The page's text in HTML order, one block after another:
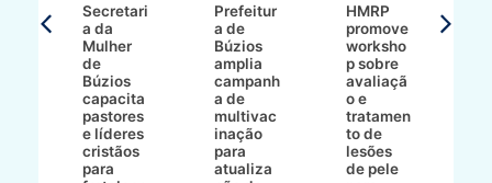
Secretari
a da
Mulher
de
Búzios
capacita
pastores
e líderes
cristãos
para
Prefeitur
a de
Búzios
amplia
campanh
a de
multivac
inação
para
atualiza
HMRP
promove
worksho
p sobre
avaliaçã
o e
tratamen
to de
lesões
de pele